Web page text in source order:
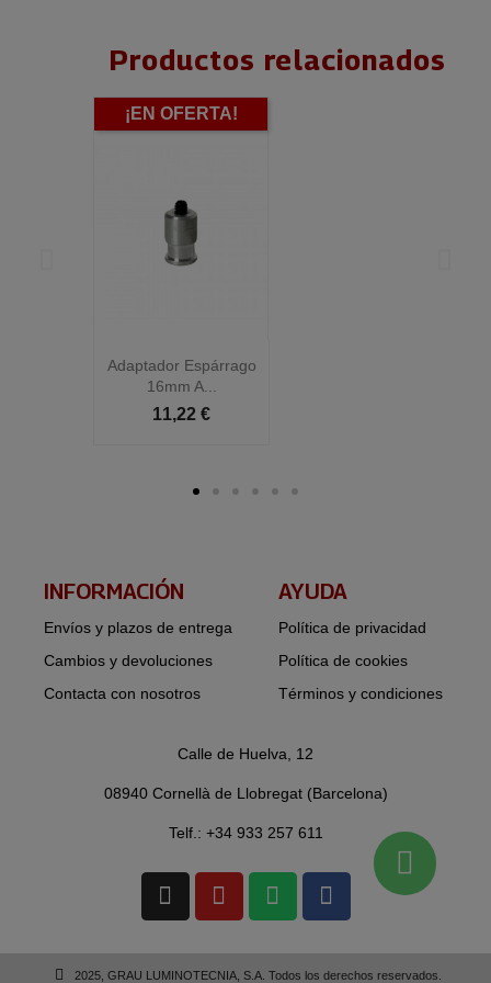
Productos relacionados
Adaptador Espárrago
16mm A...
11,22 €
¡EN OFERTA!
INFORMACIÓN​
Envíos y plazos de entrega
Cambios y devoluciones
Contacta con nosotros
AYUDA
Política de privacidad
Política de cookies
Términos y condiciones
Calle de Huelva, 12
08940 Cornellà de Llobregat (Barcelona)
Telf.: +34 933 257 611
2025, GRAU LUMINOTECNIA, S.A. Todos los derechos reservados.